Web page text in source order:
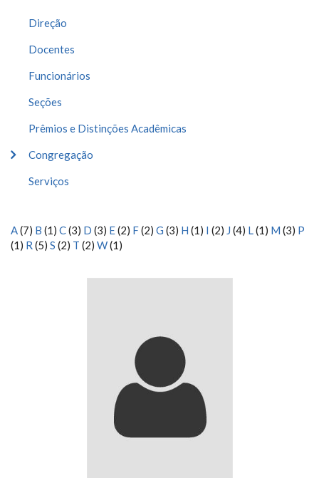
Direção
Docentes
Funcionários
Seções
Prêmios e Distinções Acadêmicas
Congregação
Serviços
A(7) B (1) C(3) D (3) E(2) F(2) G (3) H (1) I (2) J (4) L(1) M (3) P
(1) R (5) S (2) T (2) W(1)